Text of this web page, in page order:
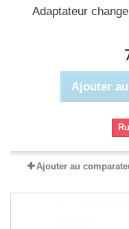
Adaptateur
Ajouter
Ajouter au